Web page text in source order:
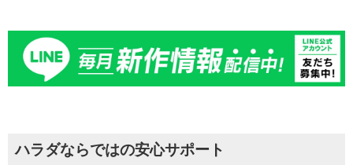
ハラダならではの安心サポート